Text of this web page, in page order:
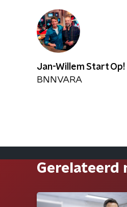
Jan-Willem Start Op!
BNNVARA
Gerelateerd